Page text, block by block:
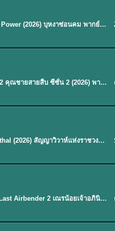
Blossom of Power (2026) บุหงาซ่อนคม พากย์ไทย ซับไทย EP1-36
Flex X Cop 2 คุณชายสายสืบ ซีซั่น 2 (2026) พากย์ไทย ซับไทย EP.1-14
Royal Betrothal (2026) สัญญาวิวาห์แห่งราชวงศ์ พากย์ไทย ซับไทย EP1-32
EP.7Avatar The Last Airbender 2 เณรน้อยเจ้าอภินิหาร พากย์ไทย